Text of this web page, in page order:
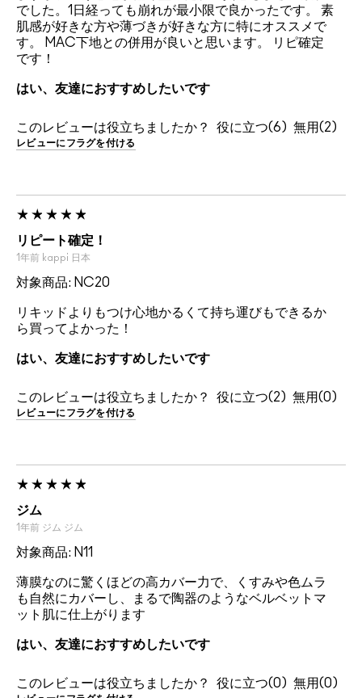
でした。1日経っても崩れが最小限で良かったです。 素
肌感が好きな方や薄づきが好きな方に特にオススメで
す。 MAC下地との併用が良いと思います。 リピ確定
です！
はい、友達におすすめしたいです
このレビューは役立ちましたか？ 6 2
レビューにフラグを付ける
リピート確定！
1年前 kappi 日本
対象商品: NC20
リキッドよりもつけ心地かるくて持ち運びもできるか
ら買ってよかった！
はい、友達におすすめしたいです
このレビューは役立ちましたか？ 2 0
レビューにフラグを付ける
ジム
1年前 ジム ジム
対象商品: N11
薄膜なのに驚くほどの高カバー力で、くすみや色ムラ
も自然にカバーし、まるで陶器のようなベルベットマ
ット肌に仕上がります
はい、友達におすすめしたいです
このレビューは役立ちましたか？ 0 0